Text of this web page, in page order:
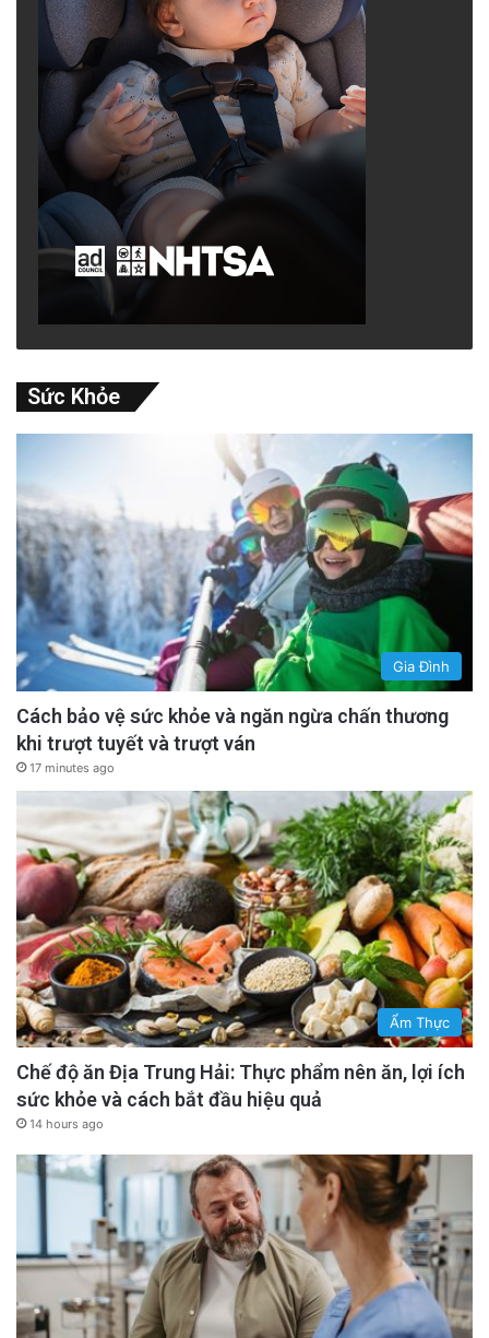
Sức Khỏe
Gia Đình
Cách bảo vệ sức khỏe và ngăn ngừa chấn thương
khi trượt tuyết và trượt ván
17 minutes ago
Ẩm Thực
Chế độ ăn Địa Trung Hải: Thực phẩm nên ăn, lợi ích
sức khỏe và cách bắt đầu hiệu quả
14 hours ago